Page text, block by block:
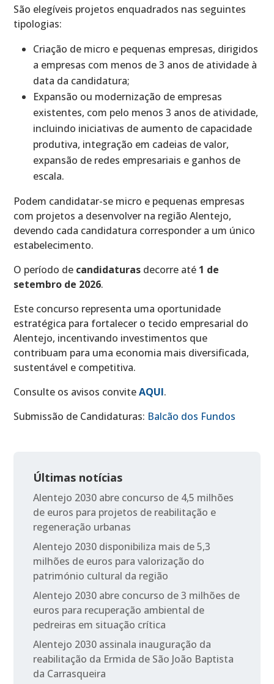
São elegíveis projetos enquadrados nas seguintes
tipologias:
Criação de micro e pequenas empresas, dirigidos
a empresas com menos de 3 anos de atividade à
data da candidatura;
Expansão ou modernização de empresas
existentes, com pelo menos 3 anos de atividade,
incluindo iniciativas de aumento de capacidade
produtiva, integração em cadeias de valor,
expansão de redes empresariais e ganhos de
escala.
Podem candidatar-se micro e pequenas empresas
com projetos a desenvolver na região Alentejo,
devendo cada candidatura corresponder a um único
estabelecimento.
O período de candidaturas decorre até 1 de
setembro de 2026.
Este concurso representa uma oportunidade
estratégica para fortalecer o tecido empresarial do
Alentejo, incentivando investimentos que
contribuam para uma economia mais diversificada,
sustentável e competitiva.
Consulte os avisos conviteAQUI.
Submissão de Candidaturas: Balcão dos Fundos
Últimas notícias
Alentejo 2030 abre concurso de 4,5 milhões
de euros para projetos de reabilitação e
regeneração urbanas
Alentejo 2030 disponibiliza mais de 5,3
milhões de euros para valorização do
património cultural da região
Alentejo 2030 abre concurso de 3 milhões de
euros para recuperação ambiental de
pedreiras em situação crítica
Alentejo 2030 assinala inauguração da
reabilitação da Ermida de São João Baptista
da Carrasqueira